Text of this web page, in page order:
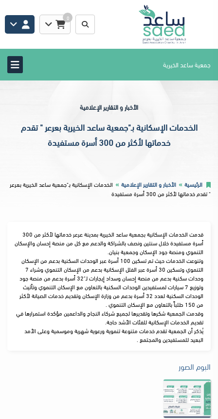
0
جمعية ساعد الخيرية
الأخبار و التقارير الإعلامية
الخدمات الإسكانية بـ"جمعية ساعد الخيرية بعرعر " تقدم
خدماتها لأكثر من 300 أسرة مستفيدة
الرئيسية الأخبار و التقارير الإعلامية
الخدمات الإسكانية بـ"جمعية ساعد الخيرية بعرعر
" تقدم خدماتها لأكثر من 300 أسرة مستفيدة
قدمت الخدمات الإسكانية بجمعية ساعد الخيرية بمدينة عرعر خدماتها لأكثر من 300
أسرة مستفيدة خلال سنتين ونصف بالشراكة والدعم مع كل من منصة إحسان والإسكان
التنموي ومنصة جود الإسكان وجمعية بنيان.
وتنوعت الخدمات حيث تم تسكين 100 أسرة عبر الوحدات السكنية بدعم من الإسكان
التنموي وتسكين 30 أسرة عبر الفلل الإسكانية بدعم من الإسكان التنموي وشراء 7
وحدات سكنية بدعم من منصة إحسان وسداد إيجارات لـ"32 أسرة بدعم من منصة جود
وتوزيع 7 سيارات لمستفيدين الوحدات السكنية بالتعاون مع الإسكان التنموي وتأثيث
الوحدات السكنية لعدد 32 أسرة بدعم من وزارة الإسكان وتقديم خدمات الصيانة لأكثر
من 150 طلباً بالتعاون مع الإسكان التنموي .
وقدمت الجمعية شكرها وتقديرها لجميع شركاء النجاح والداعمين مؤكدة استمرارها في
تقديم الخدمات الإسكانية للفئات الأشد حاجة.
يُذكر أن الجمعية تقدم خدمات متنوعة تنموية ورعوية شهرية وموسمية وعلى الأمد
البعيد للمستفيدين والمجتمع .
البوم الصور